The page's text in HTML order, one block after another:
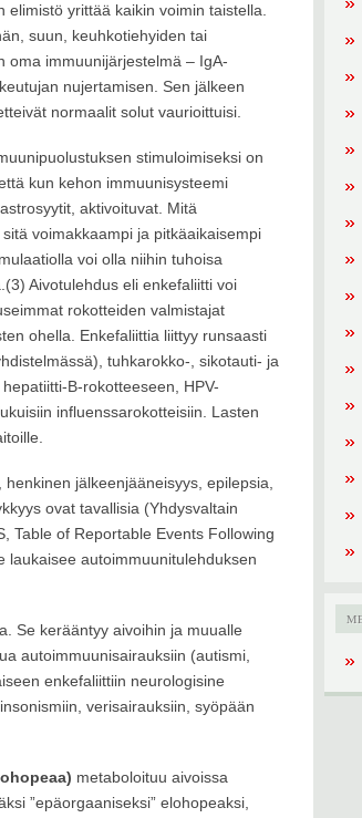
yrittää kaikin voimin taistella.
suun, keuhkotiehyiden tai
oma immuunijärjestelmä – IgA-
nujertamisen. Sen jälkeen
normaalit solut vaurioittuisi.
stimuloimiseksi on
kun kehon immuunisysteemi
aktivoituvat. Mitä
voimakkaampi ja pitkäaikaisempi
voi olla niihin tuhoisa
Aivotulehdus eli enkefaliitti voi
rokotteiden valmistajat
ohella. Enkefaliittia liittyy runsaasti
tuhkarokko-, sikotauti- ja
B-rokotteeseen, HPV-
influenssarokotteisiin. Lasten
jälkeenjääneisyys, epilepsia,
ovat tavallisia (Yhdysvaltain
Table of Reportable Events Following
laukaisee autoimmuunitulehduksen
Se kerääntyy aivoihin ja muualle
autoimmuunisairauksiin (autismi,
enkefaliittiin neurologisine
verisairauksiin, syöpään
metaboloituu aivoissa
”epäorgaaniseksi” elohopeaksi,